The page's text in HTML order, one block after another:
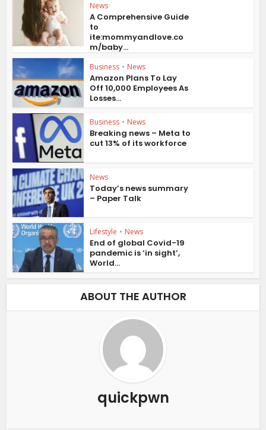
News
A Comprehensive Guide
to
ite:mommyandlove.co
m/baby...
Business • News
Amazon Plans To Lay
Off 10,000 Employees As
Losses...
Business • News
Breaking news – Meta to
cut 13% of its workforce
News
Today’s news summary
– Paper Talk
Lifestyle • News
End of global Covid-19
pandemic is ‘in sight’,
World...
ABOUT THE AUTHOR
quickpwn